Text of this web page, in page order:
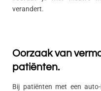
verandert.
Oorzaak van
patiënten.
Bij patiënten met een